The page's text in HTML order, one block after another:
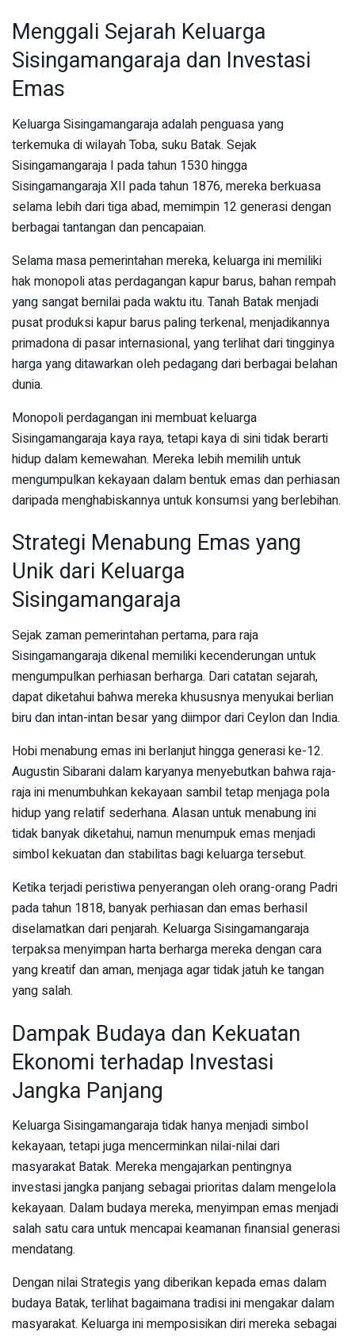
Menggali Sejarah Keluarga
Sisingamangaraja dan Investasi
Emas
Keluarga Sisingamangaraja adalah penguasa yang
terkemuka di wilayah Toba, suku Batak. Sejak
Sisingamangaraja I pada tahun 1530 hingga
Sisingamangaraja XII pada tahun 1876, mereka berkuasa
selama lebih dari tiga abad, memimpin 12 generasi dengan
berbagai tantangan dan pencapaian.
Selama masa pemerintahan mereka, keluarga ini memiliki
hak monopoli atas perdagangan kapur barus, bahan rempah
yang sangat bernilai pada waktu itu. Tanah Batak menjadi
pusat produksi kapur barus paling terkenal, menjadikannya
primadona di pasar internasional, yang terlihat dari tingginya
harga yang ditawarkan oleh pedagang dari berbagai belahan
dunia.
Monopoli perdagangan ini membuat keluarga
Sisingamangaraja kaya raya, tetapi kaya di sini tidak berarti
hidup dalam kemewahan. Mereka lebih memilih untuk
mengumpulkan kekayaan dalam bentuk emas dan perhiasan
daripada menghabiskannya untuk konsumsi yang berlebihan.
Strategi Menabung Emas yang
Unik dari Keluarga
Sisingamangaraja
Sejak zaman pemerintahan pertama, para raja
Sisingamangaraja dikenal memiliki kecenderungan untuk
mengumpulkan perhiasan berharga. Dari catatan sejarah,
dapat diketahui bahwa mereka khususnya menyukai berlian
biru dan intan-intan besar yang diimpor dari Ceylon dan India.
Hobi menabung emas ini berlanjut hingga generasi ke-12.
Augustin Sibarani dalam karyanya menyebutkan bahwa raja-
raja ini menumbuhkan kekayaan sambil tetap menjaga pola
hidup yang relatif sederhana. Alasan untuk menabung ini
tidak banyak diketahui, namun menumpuk emas menjadi
simbol kekuatan dan stabilitas bagi keluarga tersebut.
Ketika terjadi peristiwa penyerangan oleh orang-orang Padri
pada tahun 1818, banyak perhiasan dan emas berhasil
diselamatkan dari penjarah. Keluarga Sisingamangaraja
terpaksa menyimpan harta berharga mereka dengan cara
yang kreatif dan aman, menjaga agar tidak jatuh ke tangan
yang salah.
Dampak Budaya dan Kekuatan
Ekonomi terhadap Investasi
Jangka Panjang
Keluarga Sisingamangaraja tidak hanya menjadi simbol
kekayaan, tetapi juga mencerminkan nilai-nilai dari
masyarakat Batak. Mereka mengajarkan pentingnya
investasi jangka panjang sebagai prioritas dalam mengelola
kekayaan. Dalam budaya mereka, menyimpan emas menjadi
salah satu cara untuk mencapai keamanan finansial generasi
mendatang.
Dengan nilai Strategis yang diberikan kepada emas dalam
budaya Batak, terlihat bagaimana tradisi ini mengakar dalam
masyarakat. Keluarga ini memposisikan diri mereka sebagai